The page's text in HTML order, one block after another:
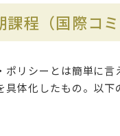
課程（国際コ
ポリシーとは簡単に
具体化したもの。以